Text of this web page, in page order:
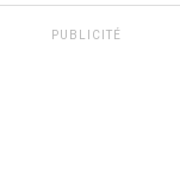
PUBLICITÉ